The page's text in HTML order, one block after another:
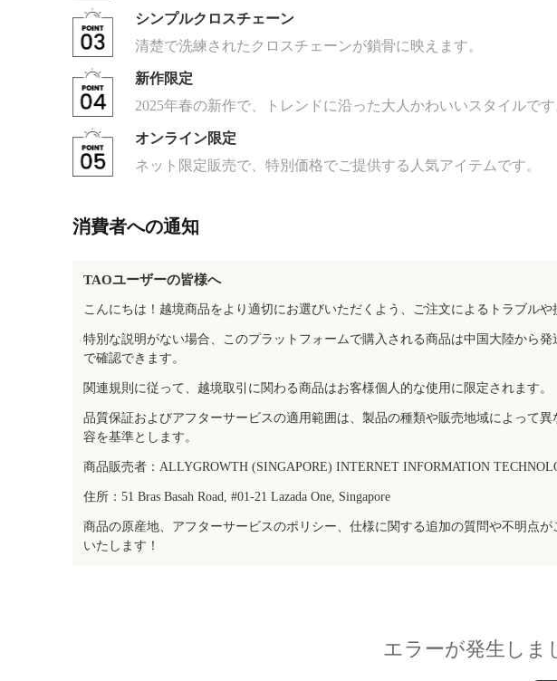
シンプルクロスチェーン
清楚で洗練されたクロスチェーンが鎖骨に映えます。
新作限定
2025年春の新作で、トレンドに沿った大人かわいいスタイルです
オンライン限定
ネット限定販売で、特別価格でご提供する人気アイテムです。
消費者への通知
TAOユーザーの皆様へ
こんにちは！越境商品をより適切にお選びいただくよう、ご注文によるトラブル
特別な説明がない場合、このプラットフォームで購入される商品は中国大陸から
で確認できます。
関連規則に従って、越境取引に関わる商品はお客様個人的な使用に限定されます。
品質保証およびアフターサービスの適用範囲は、製品の種類や販売地域によって
容を基準とします。
商品販売者：ALLYGROWTH (SINGAPORE) INTERNET INFORMATION
住所：51 Bras Basah Road, #01-21 Lazada One, Singapore
商品の原産地、アフターサービスのポリシー、仕様に関する追加の質問や不明点
いたします！
エラーが発生しま